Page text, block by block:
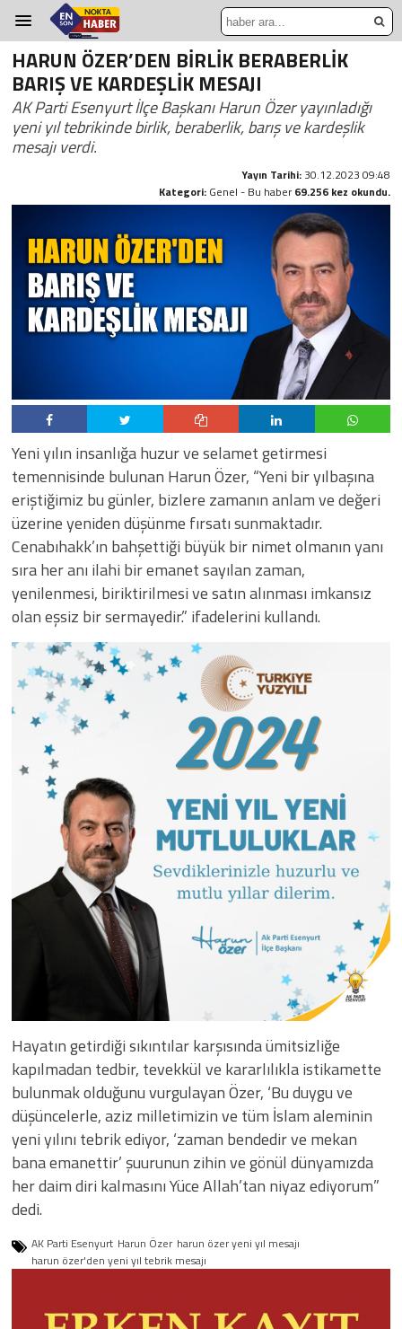
HARUN ÖZER’DEN BİRLİK BERABERLİK
BARIŞ VE KARDEŞLİK MESAJI
AK Parti Esenyurt İlçe Başkanı Harun Özer yayınladığı
yeni yıl tebrikinde birlik, beraberlik, barış ve kardeşlik
mesajı verdi.
Yayın Tarihi: 30.12.2023 09:48
Kategori: Genel - Bu haber69.256 kez okundu.
Yeni yılın insanlığa huzur ve selamet getirmesi
temennisinde bulunan Harun Özer, “Yeni bir yılbaşına
eriştiğimiz bu günler, bizlere zamanın anlam ve değeri
üzerine yeniden düşünme fırsatı sunmaktadır.
Cenabıhakk’ın bahşettiği büyük bir nimet olmanın yanı
sıra her anı ilahi bir emanet sayılan zaman,
yenilenmesi, biriktirilmesi ve satın alınması imkansız
olan eşsiz bir sermayedir.” ifadelerini kullandı.
Hayatın getirdiği sıkıntılar karşısında ümitsizliğe
kapılmadan tedbir, tevekkül ve kararlılıkla istikamette
bulunmak olduğunu vurgulayan Özer, ‘Bu duygu ve
düşüncelerle, aziz milletimizin ve tüm İslam aleminin
yeni yılını tebrik ediyor, ‘zaman bendedir ve mekan
bana emanettir’ şuurunun zihin ve gönül dünyamızda
her daim diri kalmasını Yüce Allah’tan niyaz ediyorum”
dedi.
AK Parti Esenyurt Harun Özer harun özer yeni yıl mesajı
harun özer'den yeni yıl tebrik mesajı